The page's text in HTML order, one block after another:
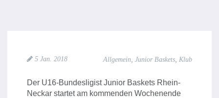
5 Jan. 2018 Allgemein Junior Baskets Klub
Der U16-Bundesligist Junior Baskets Rhein-
Neckar startet am kommenden Wochenende